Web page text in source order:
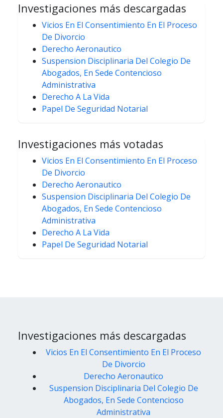
Investigaciones más descargadas
Vicios En El Consentimiento En El Proceso
De Divorcio
Derecho Aeronautico
Suspension Disciplinaria Del Colegio De
Abogados, En Sede Contencioso
Administrativa
Derecho A La Vida
Papel De Seguridad Notarial
Investigaciones más votadas
Vicios En El Consentimiento En El Proceso
De Divorcio
Derecho Aeronautico
Suspension Disciplinaria Del Colegio De
Abogados, En Sede Contencioso
Administrativa
Derecho A La Vida
Papel De Seguridad Notarial
Investigaciones más descargadas
Vicios En El Consentimiento En El Proceso
De Divorcio
Derecho Aeronautico
Suspension Disciplinaria Del Colegio De
Abogados, En Sede Contencioso
Administrativa